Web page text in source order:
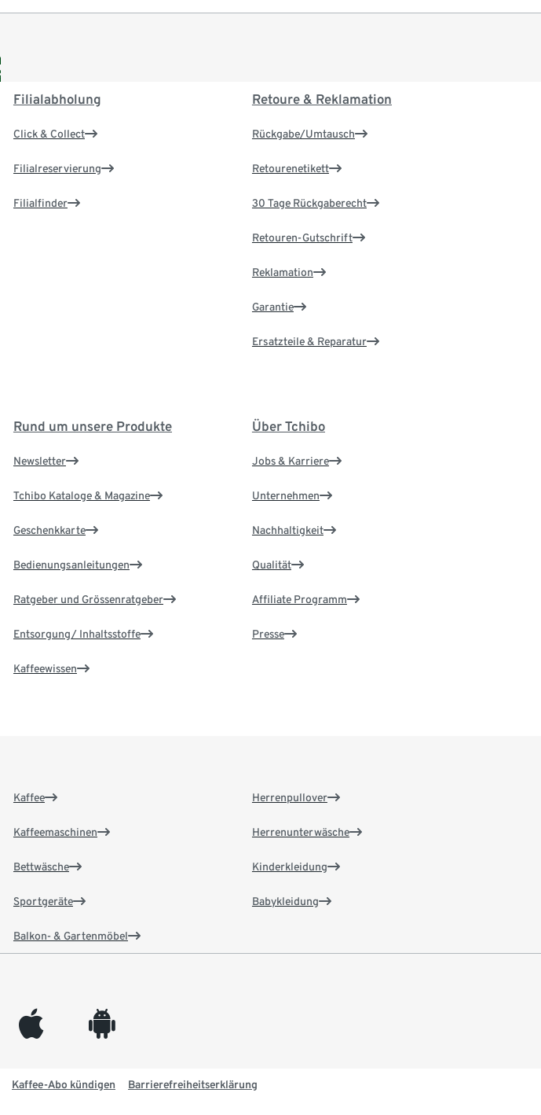
Filialabholung
Click & Collect
Filialreservierung
Filialfinder
Retoure & Reklamation
Rückgabe/Umtausch
Retourenetikett
30 Tage Rückgaberecht
Retouren-Gutschrift
Reklamation
Garantie
Ersatzteile & Reparatur
Rund um unsere Produkte
Newsletter
Tchibo Kataloge & Magazine
Geschenkkarte
Bedienungsanleitungen
Ratgeber und Grössenratgeber
Entsorgung/ Inhaltsstoffe
Kaffeewissen
Über Tchibo
Jobs & Karriere
Unternehmen
Nachhaltigkeit
Qualität
Affiliate Programm
Presse
Kaffee
Kaffeemaschinen
Bettwäsche
Sportgeräte
Balkon- & Gartenmöbel
Herrenpullover
Herrenunterwäsche
Kinderkleidung
Babykleidung
appleinc android
Kaffee-Abo kündigen Barrierefreiheitserklärung